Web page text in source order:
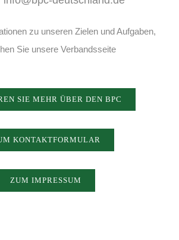
zu unseren Zielen und Aufgaben,
Sie unsere Verbandsseite
SIE MEHR ÜBER DEN BPC
KONTAKTFORMULAR
ZUM IMPRESSUM